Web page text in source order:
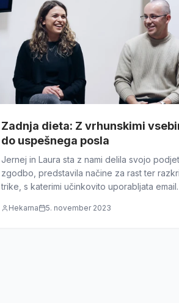
Zadnja dieta: Z vrhunskimi
do uspešnega posla
Jernej in Laura sta z nami delila svojo
zgodbo, predstavila načine za rast ter
trike, s katerimi učinkovito uporabljata email
prodaji.
Hekarna 5. november 2023